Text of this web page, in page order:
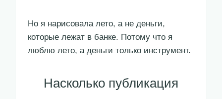
Но я нарисовала лето, а не деньги,
которые лежат в банке. Потому что я
люблю лето, а деньги только инструмент.
Насколько публикация